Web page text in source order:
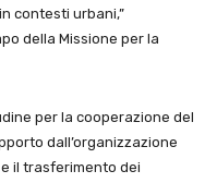
contesti urbani,”
della Missione per la
per la cooperazione del
dall’organizzazione
il trasferimento dei